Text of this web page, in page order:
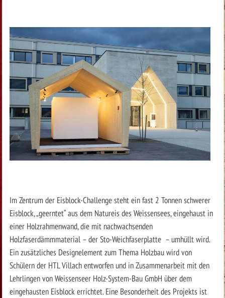
Im Zentrum der Eisblock-Challenge steht ein fast 2 Tonnen schwerer
Eisblock, „geerntet“ aus dem Natureis des Weissensees, eingehaust in
einer Holzrahmenwand, die mit nachwachsenden
Holzfaserdämmmaterial – der Sto-Weichfaserplatte – umhüllt wird.
Ein zusätzliches Designelement zum Thema Holzbau wird von
Schülern der HTL Villach entworfen und in Zusammenarbeit mit den
Lehrlingen von Weissenseer Holz-System-Bau GmbH über dem
eingehausten Eisblock errichtet. Eine Besonderheit des Projekts ist